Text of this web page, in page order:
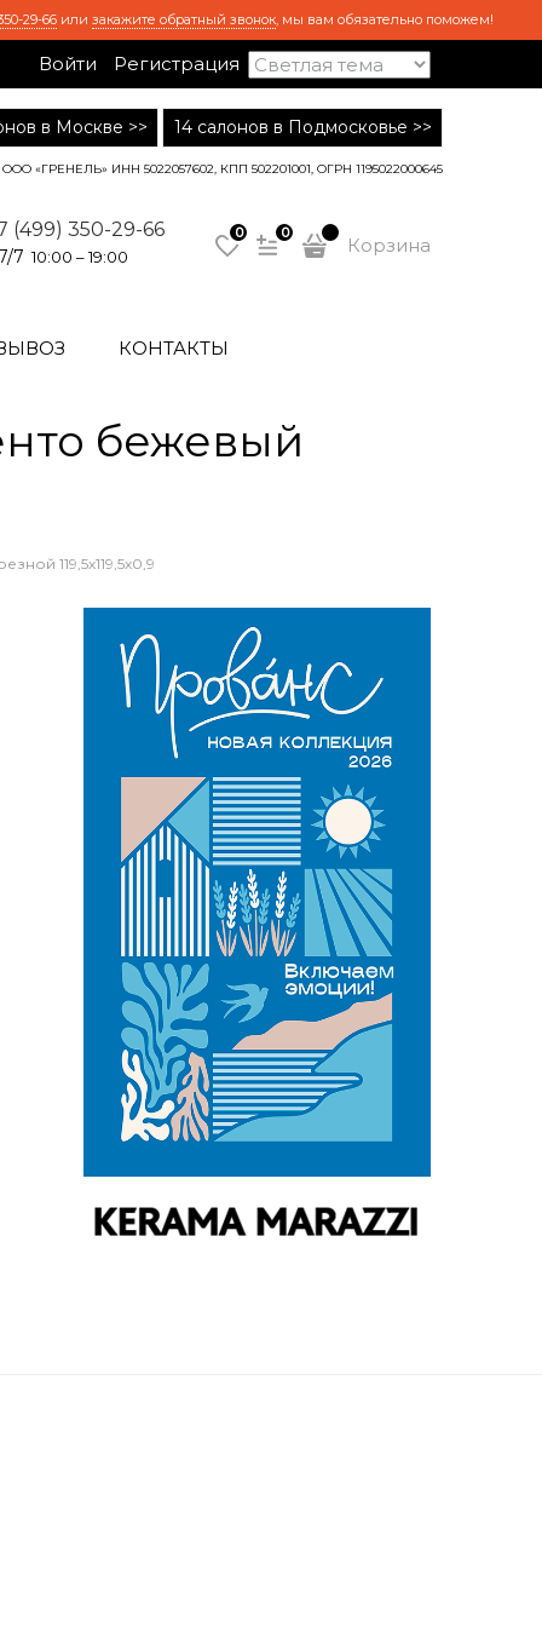
29-66 или закажите обратный звонок, мы вам обязательно поможем!
Войти Регистрация
в Москве >> 14 салонов в Подмосковье >>
ООО «ГРЕНЕЛЬ» ИНН 5022057602, КПП 502201001, ОГРН 1195022000645
(499) 350-29-66
7 10:00 – 19:00
0 0
Корзина
КОНТАКТЫ
бежевый
119,5x119,5x0,9